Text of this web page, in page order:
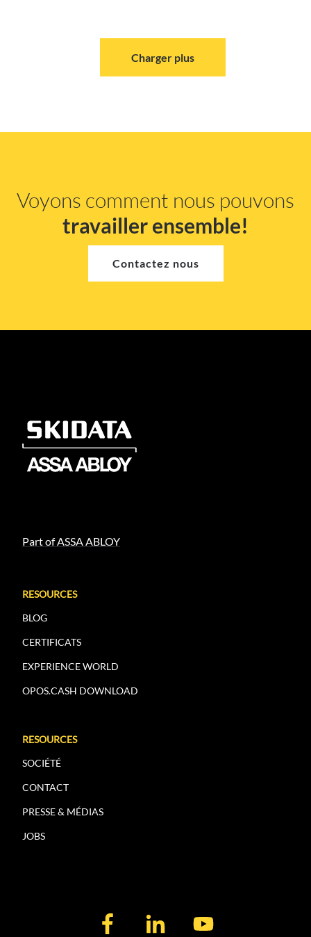
Charger plus
Voyons comment nous pouvons
travailler ensemble!
Contactez nous
Part of ASSA ABLOY
RESOURCES
BLOG
CERTIFICATS
EXPERIENCE WORLD
OPOS.CASH DOWNLOAD
RESOURCES
SOCIÉTÉ
CONTACT
PRESSE & MÉDIAS
JOBS